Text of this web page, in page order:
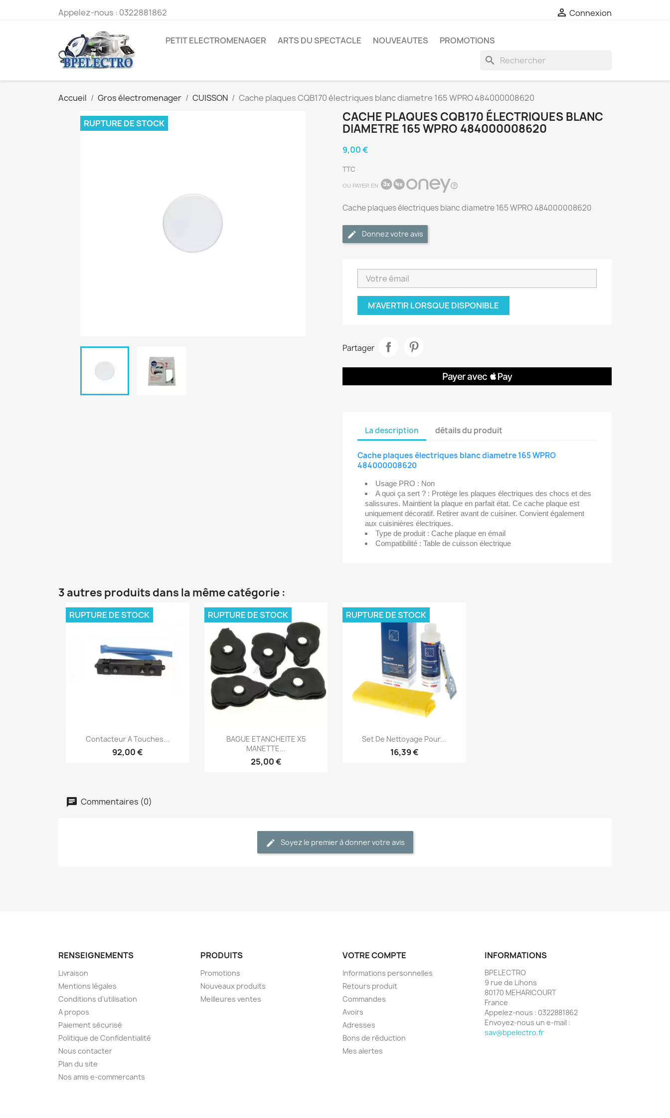
Appelez-nous : 0322881862  Connexion
PETIT ELECTROMENAGER ARTS DU SPECTACLE NOUVEAUTES PROMOTIONS
search
Accueil Gros électromenager CUISSON Cache plaques CQB170 électriques blanc diametre 165 WPRO 484000008620
RUPTURE DE STOCK
CACHE PLAQUES CQB170 ÉLECTRIQUES BLANC
DIAMETRE 165 WPRO 484000008620
9,00 €
TTC
OU PAYER EN
Cache plaques électriques blanc diametre 165 WPRO 484000008620
Donnez votre avis
M'AVERTIR LORSQUE DISPONIBLE
Partager
La description détails du produit
Cache plaques électriques blanc diametre 165 WPRO
484000008620
Usage PRO : Non
A quoi ça sert ? : Protège les plaques électriques des chocs et des
salissures. Maintient la plaque en parfait état. Ce cache plaque est
uniquement décoratif. Retirer avant de cuisiner. Convient également
aux cuisinières électriques.
Type de produit : Cache plaque en émail
Compatibilité : Table de cuisson électrique
3 autres produits dans la même catégorie :
Aperçu rapide
Contacteur A Touches...
92,00 €
RUPTURE DE STOCK
 Aperçu rapide
BAGUE ETANCHEITE X5
MANETTE...
25,00 €
RUPTURE DE STOCK
Aperçu rapide
Set De Nettoyage Pour...
16,39 €
RUPTURE DE STOCK
Commentaires (0)
Soyez le premier à donner votre avis
RENSEIGNEMENTS
Livraison
Mentions légales
Conditions d'utilisation
A propos
Paiement sécurisé
Politique de Confidentialité
Nous contacter
Plan du site
Nos amis e-commercants
PRODUITS
Promotions
Nouveaux produits
Meilleures ventes
VOTRE COMPTE
Informations personnelles
Retours produit
Commandes
Avoirs
Adresses
Bons de réduction
Mes alertes
INFORMATIONS
BPELECTRO
9 rue de Lihons
80170 MEHARICOURT
France
Appelez-nous : 0322881862
Envoyez-nous un e-mail :
sav@bpelectro.fr